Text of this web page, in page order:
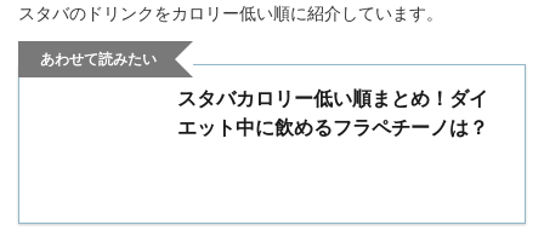
スタバのドリンクをカロリー低い順に紹介しています。
あわせて読みたい
スタバカロリー低い順まとめ！ダイ
エット中に飲めるフラペチーノは？